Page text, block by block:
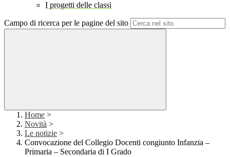
I progetti delle classi
Campo di ricerca per le pagine del sito
Home >
Novità >
Le notizie >
Convocazione del Collegio Docenti congiunto Infanzia –
Primaria – Secondaria di I Grado